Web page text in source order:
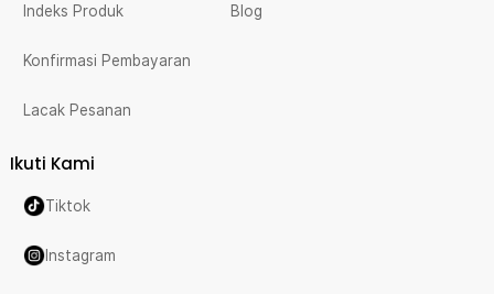
Indeks Produk
Konfirmasi Pembayaran
Lacak Pesanan
Blog
Ikuti Kami
Tiktok
Instagram